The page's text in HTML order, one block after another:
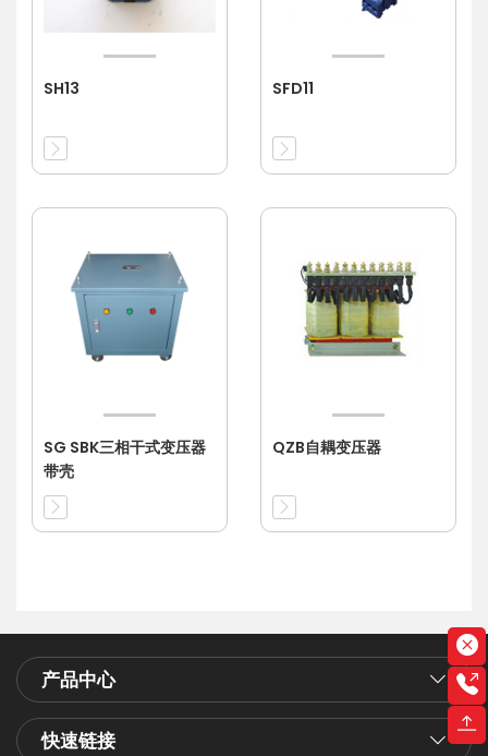
SH13 SFD11
SG SBK三相干式变压器
带壳
QZB自耦变压器
产品中心
快速链接